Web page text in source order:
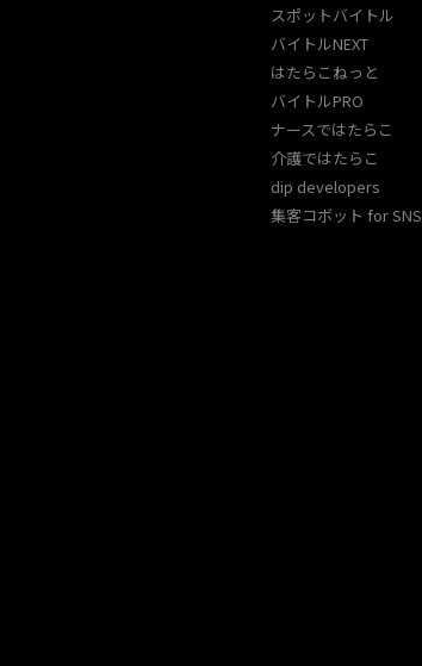
スポットバイトル
バイトルNEXT
はたらこねっと
バイトルPRO
ナースではたらこ
介護ではたらこ
dip developers
集客コボット for